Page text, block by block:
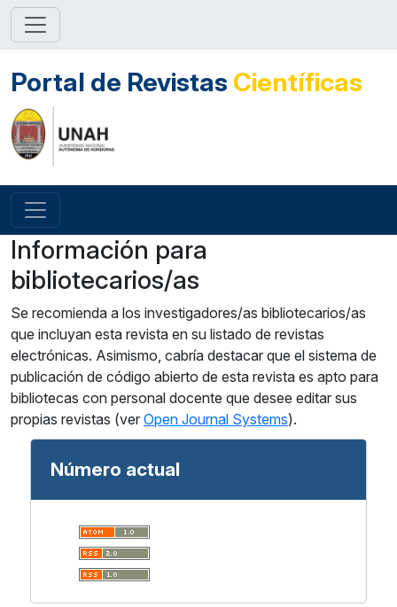
Portal de Revistas Científicas
Información para
bibliotecarios/as
Se recomienda a los investigadores/as bibliotecarios/as
que incluyan esta revista en su listado de revistas
electrónicas. Asimismo, cabría destacar que el sistema de
publicación de código abierto de esta revista es apto para
bibliotecas con personal docente que desee editar sus
propias revistas (ver Open Journal Systems).
Número actual